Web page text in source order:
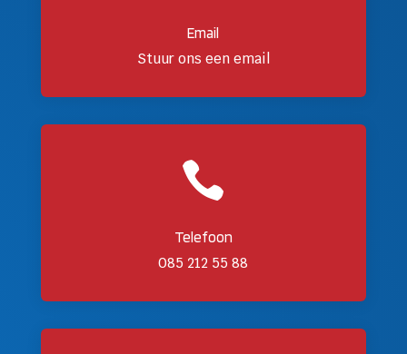
Email
Stuur ons een email

Telefoon
085 212 55 88